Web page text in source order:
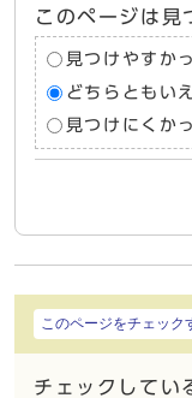
このページは見
見つけやすか
どちらともい
見つけにくか
このページをチェック
チェックしてい